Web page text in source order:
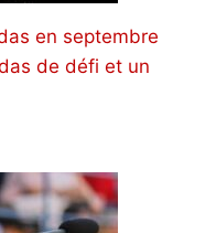
en septembre
de défi et un